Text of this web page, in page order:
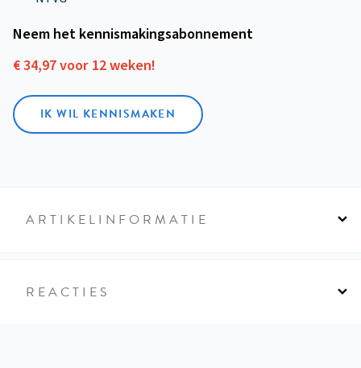
Neem het kennismakings­abonnement
€ 34,97 voor 12 weken!
IK WIL KENNISMAKEN
ARTIKELINFORMATIE
REACTIES